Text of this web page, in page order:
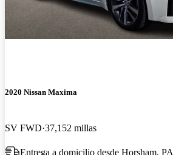
2020 Nissan Maxima
SV FWD 37,152 millas
Entrega a domicilio desde Horsham, PA